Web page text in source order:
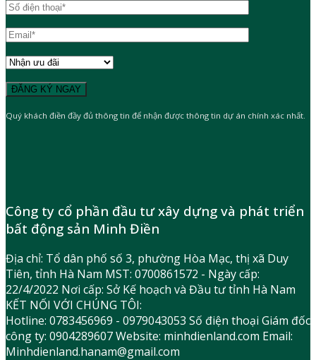
Quý khách điền đầy đủ thông tin để nhận được thông tin dự án chính xác nhất.
Công ty cổ phần đầu tư xây dựng và phát triển
bất động sản Minh Điền
Địa chỉ: Tổ dân phố số 3, phường Hòa Mạc, thị xã Duy
Tiên, tỉnh Hà Nam MST: 0700861572 - Ngày cấp:
22/4/2022 Nơi cấp: Sở Kế hoạch và Đầu tư tỉnh Hà Nam
KẾT NỐI VỚI CHÚNG TÔI:
Hotline: 0783456969 - 0979043053 Số điện thoại Giám đốc
công ty: 0904289607 Website: minhdienland.com Email:
Minhdienland.hanam@gmail.com